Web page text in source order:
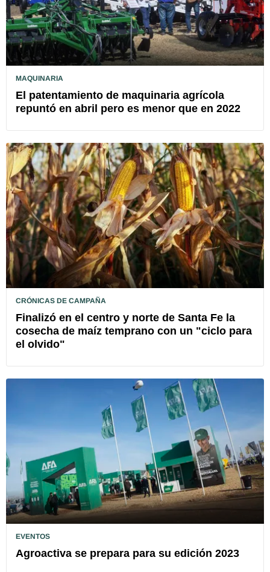
MAQUINARIA
El patentamiento de maquinaria agrícola
repuntó en abril pero es menor que en 2022
CRÓNICAS DE CAMPAÑA
Finalizó en el centro y norte de Santa Fe la
cosecha de maíz temprano con un "ciclo para
el olvido"
EVENTOS
Agroactiva se prepara para su edición 2023